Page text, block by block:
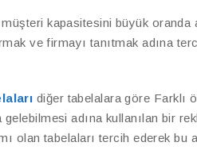
müşteri kapasitesini büyük
ve firmayı tanıtmak adına
diğer tabelalara göre Farklı
adına kullanılan bir
olan tabelaları tercih ederek bu